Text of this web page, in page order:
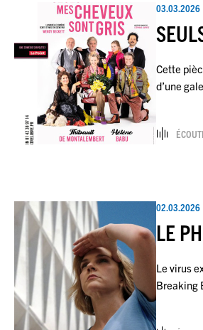
03.03.2026
Cette
d’une
02.03.2026
LE
Le virus
Breaking